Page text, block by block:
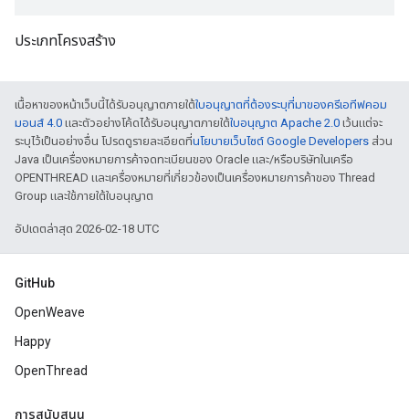
ประเภทโครงสร้าง
เนื้อหาของหน้าเว็บนี้ได้รับอนุญาตภายใต้ใบอนุญาตที่ต้องระบุที่มาของครีเอทีฟคอม
มอนส์ 4.0 และตัวอย่างโค้ดได้รับอนุญาตภายใต้ใบอนุญาต Apache 2.0 เว้นแต่จะ
ระบุไว้เป็นอย่างอื่น โปรดดูรายละเอียดที่นโยบายเว็บไซต์ Google Developers ส่วน
Java เป็นเครื่องหมายการค้าจดทะเบียนของ Oracle และ/หรือบริษัทในเครือ
OPENTHREAD และเครื่องหมายที่เกี่ยวข้องเป็นเครื่องหมายการค้าของ Thread
Group และใช้ภายใต้ใบอนุญาต
อัปเดตล่าสุด 2026-02-18 UTC
GitHub
OpenWeave
Happy
OpenThread
การสนับสนุน